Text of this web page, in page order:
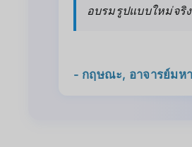
อบรมรูปแบบใหม่จริ
- กฤษณะ, อาจารย์มห